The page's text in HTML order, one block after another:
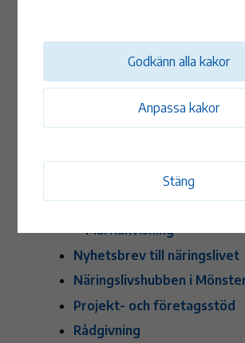
Entreprenörskap i skolan,
företagsamhet
Företagsbesök och möten
näringslivet
Företagsregister
Industri- och
Lediga lokaler
Markanvisning
Nyhetsbrev till näringslivet
Näringslivshubben i
Projekt- och företagsstöd
Rådgivning
Anpassa kakor
Stäng
Godkänn alla kakor